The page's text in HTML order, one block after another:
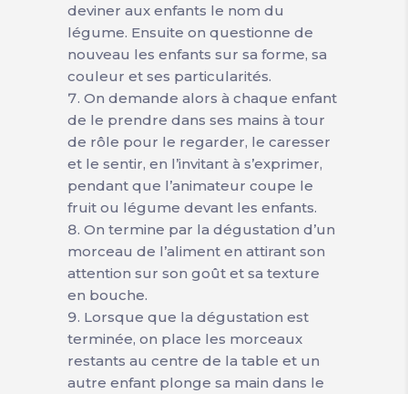
deviner aux enfants le nom du
légume. Ensuite on questionne de
nouveau les enfants sur sa forme, sa
couleur et ses particularités.
On demande alors à chaque enfant
de le prendre dans ses mains à tour
de rôle pour le regarder, le caresser
et le sentir, en l’invitant à s’exprimer,
pendant que l’animateur coupe le
fruit ou légume devant les enfants.
On termine par la dégustation d’un
morceau de l’aliment en attirant son
attention sur son goût et sa texture
en bouche.
Lorsque que la dégustation est
terminée, on place les morceaux
restants au centre de la table et un
autre enfant plonge sa main dans le